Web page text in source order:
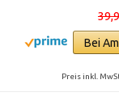
Bei
Preis inkl.